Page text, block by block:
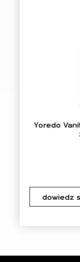
Yoredo
dowiedz